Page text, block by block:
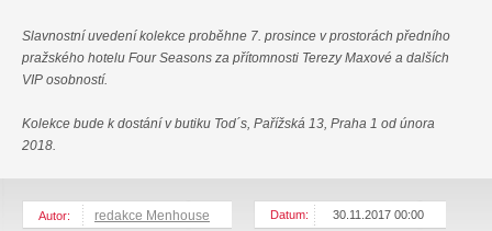
Slavnostní uvedení kolekce proběhne 7. prosince v prostorách předního
pražského hotelu Four Seasons za přítomnosti Terezy Maxové a dalších
VIP osobností.
Kolekce bude k dostání v butiku Tod´s, Pařížská 13, Praha 1 od února
2018.
Autor: redakce Menhouse Datum: 30.11.2017 00:00